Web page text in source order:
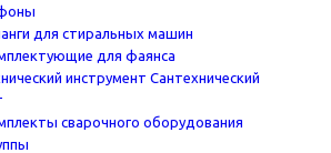
для стиральных машин
для фаянса
Сантехнический
сварочного оборудования